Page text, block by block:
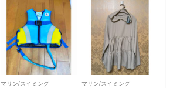
マリン/スイミング マリン/スイミング